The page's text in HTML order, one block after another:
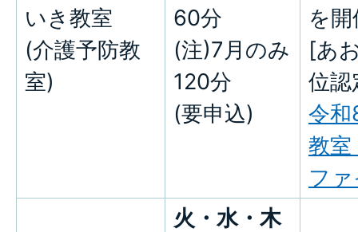
いき教室
(介護予防教
室)
60分
(注)7月のみ
120分
(要申込)
を
[あ
位認
令
教室
フ
火・水・木